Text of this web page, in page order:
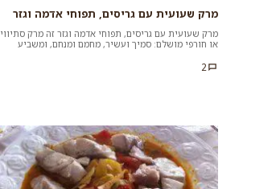
מרק שעועית עם גריסים, תפוחי אדמה וגזר
מרק שעועית עם גריסים, תפוחי אדמה וגזר זה מרק סתיווי
או חורפי מושלם: סמיך ועשיר, מחמם ומנחם, ומשביע
2